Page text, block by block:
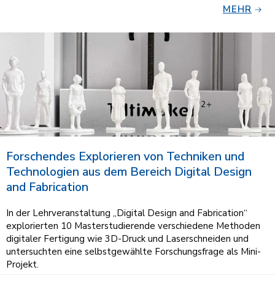
MEHR
Forschendes Explorieren von Techniken und
Technologien aus dem Bereich Digital Design
and Fabrication
In der Lehrveranstaltung „Digital Design and Fabrication“
explorierten 10 Masterstudierende verschiedene Methoden
digitaler Fertigung wie 3D-Druck und Laserschneiden und
untersuchten eine selbstgewählte Forschungsfrage als Mini-
Projekt.